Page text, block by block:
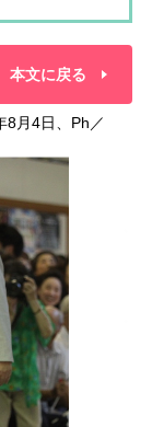
本文に戻る
8月4日、Ph／